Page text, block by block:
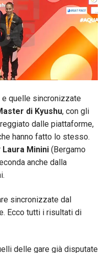
e quelle sincronizzate
di Kyushu, con gli
dalle piattaforme,
hanno fatto lo stesso.
Laura Minini (Bergamo
anche dalla
sincronizzate dal
Ecco tutti i risultati di
delle gare già disputate